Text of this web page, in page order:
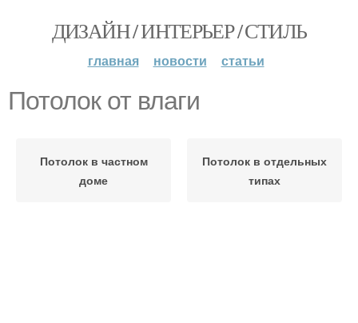
ДИЗАЙН / ИНТЕРЬЕР / СТИЛЬ
главная новости статьи
Потолок от влаги
Потолок в частном
доме
Потолок в отдельных
типах